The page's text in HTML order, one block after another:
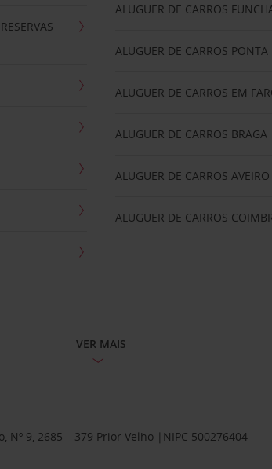
ALUGUER DE CARROS
ALUGUER DE CARROS PONTA
ALUGUER DE CARROS EM
ALUGUER DE CARROS BRAGA
ALUGUER DE CARROS AVEIRO
ALUGUER DE CARROS
VER MAIS
Nº 9, 2685 – 379 Prior Velho |NIPC 500276404